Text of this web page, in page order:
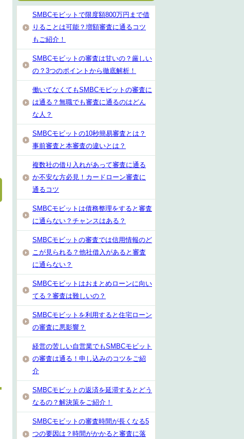
SMBCモビットで限度額800万円まで借
りることは可能？増額審査に通るコツ
もご紹介！
SMBCモビットの審査は甘いの？厳しい
の？3つのポイントから徹底解析！
働いてなくてもSMBCモビットの審査に
は通る？無職でも審査に通るのはどん
な人？
SMBCモビットの10秒簡易審査とは？
事前審査と本審査の違いとは？
複数社の借り入れがあって審査に通る
か不安な方必見！カードローン審査に
通るコツ
SMBCモビットは債務整理をすると審査
に通らない？チャンスはある？
SMBCモビットの審査では信用情報のど
こが見られる？他社借入があると審査
に通らない？
SMBCモビットはおまとめローンに向い
てる？審査は難しいの？
SMBCモビットを利用すると住宅ローン
の審査に悪影響？
経営の苦しい自営業でもSMBCモビット
の審査は通る！申し込みのコツをご紹
介
SMBCモビットの返済を延滞するとどう
なるの？解決策をご紹介！
SMBCモビットの審査時間が長くなる5
つの要因は？時間がかかると審査に落